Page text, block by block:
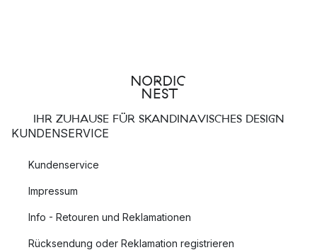
IHR ZUHAUSE FÜR SKANDINAVISCHES DESIGN
KUNDENSERVICE
Kundenservice
Impressum
Info - Retouren und Reklamationen
Rücksendung oder Reklamation registrieren